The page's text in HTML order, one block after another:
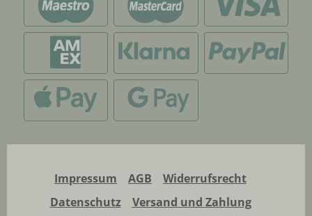
Impressum AGB
Widerrufsrecht
Datenschutz
Versand und Zahlung